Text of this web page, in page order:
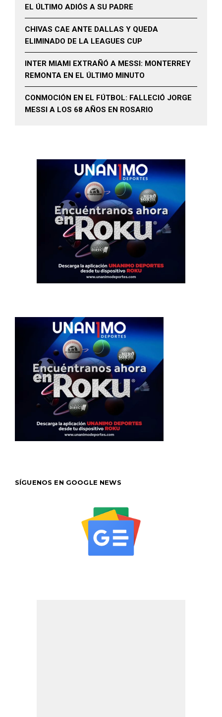
EL ÚLTIMO ADIÓS A SU PADRE
CHIVAS CAE ANTE DALLAS Y QUEDA
ELIMINADO DE LA LEAGUES CUP
INTER MIAMI EXTRAÑÓ A MESSI: MONTERREY
REMONTA EN EL ÚLTIMO MINUTO
CONMOCIÓN EN EL FÚTBOL: FALLECIÓ JORGE
MESSI A LOS 68 AÑOS EN ROSARIO
SÍGUENOS EN GOOGLE NEWS